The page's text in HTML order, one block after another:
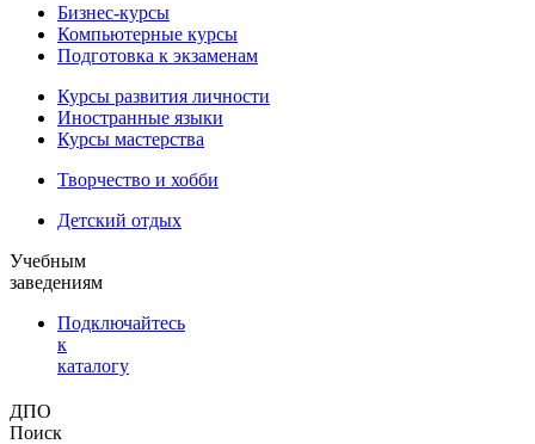
Бизнес-курсы
Компьютерные курсы
Подготовка к экзаменам
Курсы развития личности
Иностранные языки
Курсы мастерства
Творчество и хобби
Детский отдых
Учебным
заведениям
Подключайтесь
к
каталогу
ДПО
Поиск